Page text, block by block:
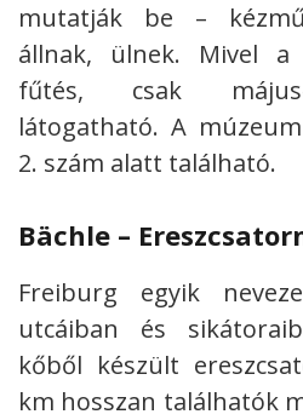
mutatják be –
állnak, ülnek. Mivel a
fűtés, csak
látogatható. A
2. szám alatt található.
Bächle –
Freiburg egyik
utcáiban és
kőből készült
km hosszan találhatók